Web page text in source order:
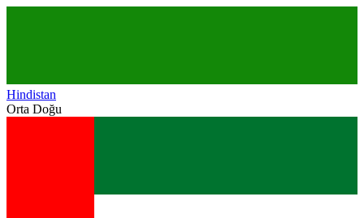
Hindistan
Orta Doğu